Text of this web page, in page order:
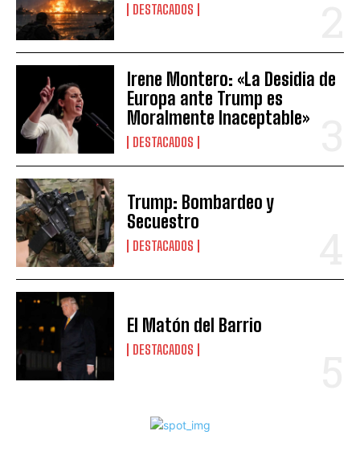
DESTACADOS
Irene Montero: «La Desidia de
Europa ante Trump es
Moralmente Inaceptable»
DESTACADOS
Trump: Bombardeo y
Secuestro
DESTACADOS
El Matón del Barrio
DESTACADOS